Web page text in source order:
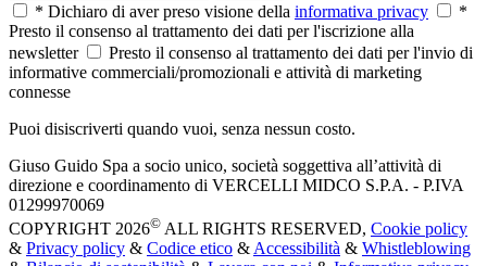
* Dichiaro di aver preso visione della informativa privacy
*
Presto il consenso al trattamento dei dati per l'iscrizione alla
newsletter
Presto il consenso al trattamento dei dati per l'invio di
informative commerciali/promozionali e attività di marketing
connesse
Puoi disiscriverti quando vuoi, senza nessun costo.
Giuso Guido Spa a socio unico, società soggettiva all’attività di
direzione e coordinamento di VERCELLI MIDCO S.P.A. - P.IVA
01299970069
COPYRIGHT 2026© ALL RIGHTS RESERVED, Cookie policy
& Privacy policy & Codice etico & Accessibilità & Whistleblowing